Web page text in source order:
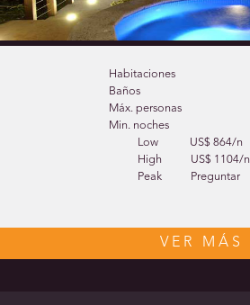
Habitaciones
Baños
Máx. personas
Min. noches
Low
US$ 864/n
High
US$ 1104/n
Peak
Preguntar
VER MÁS